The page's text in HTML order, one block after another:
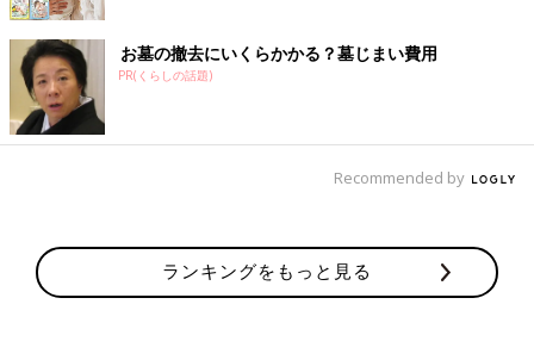
chi___kooooさんは、ダイソーの「フタ付収納ボックス」にレゴ
を収納しています。レゴはざっくりと色ごとに分けているのだと
お墓の撤去にいくらかかる？墓じまい費用
PR(くらしの話題)
Recommended by
ランキングをもっと見る